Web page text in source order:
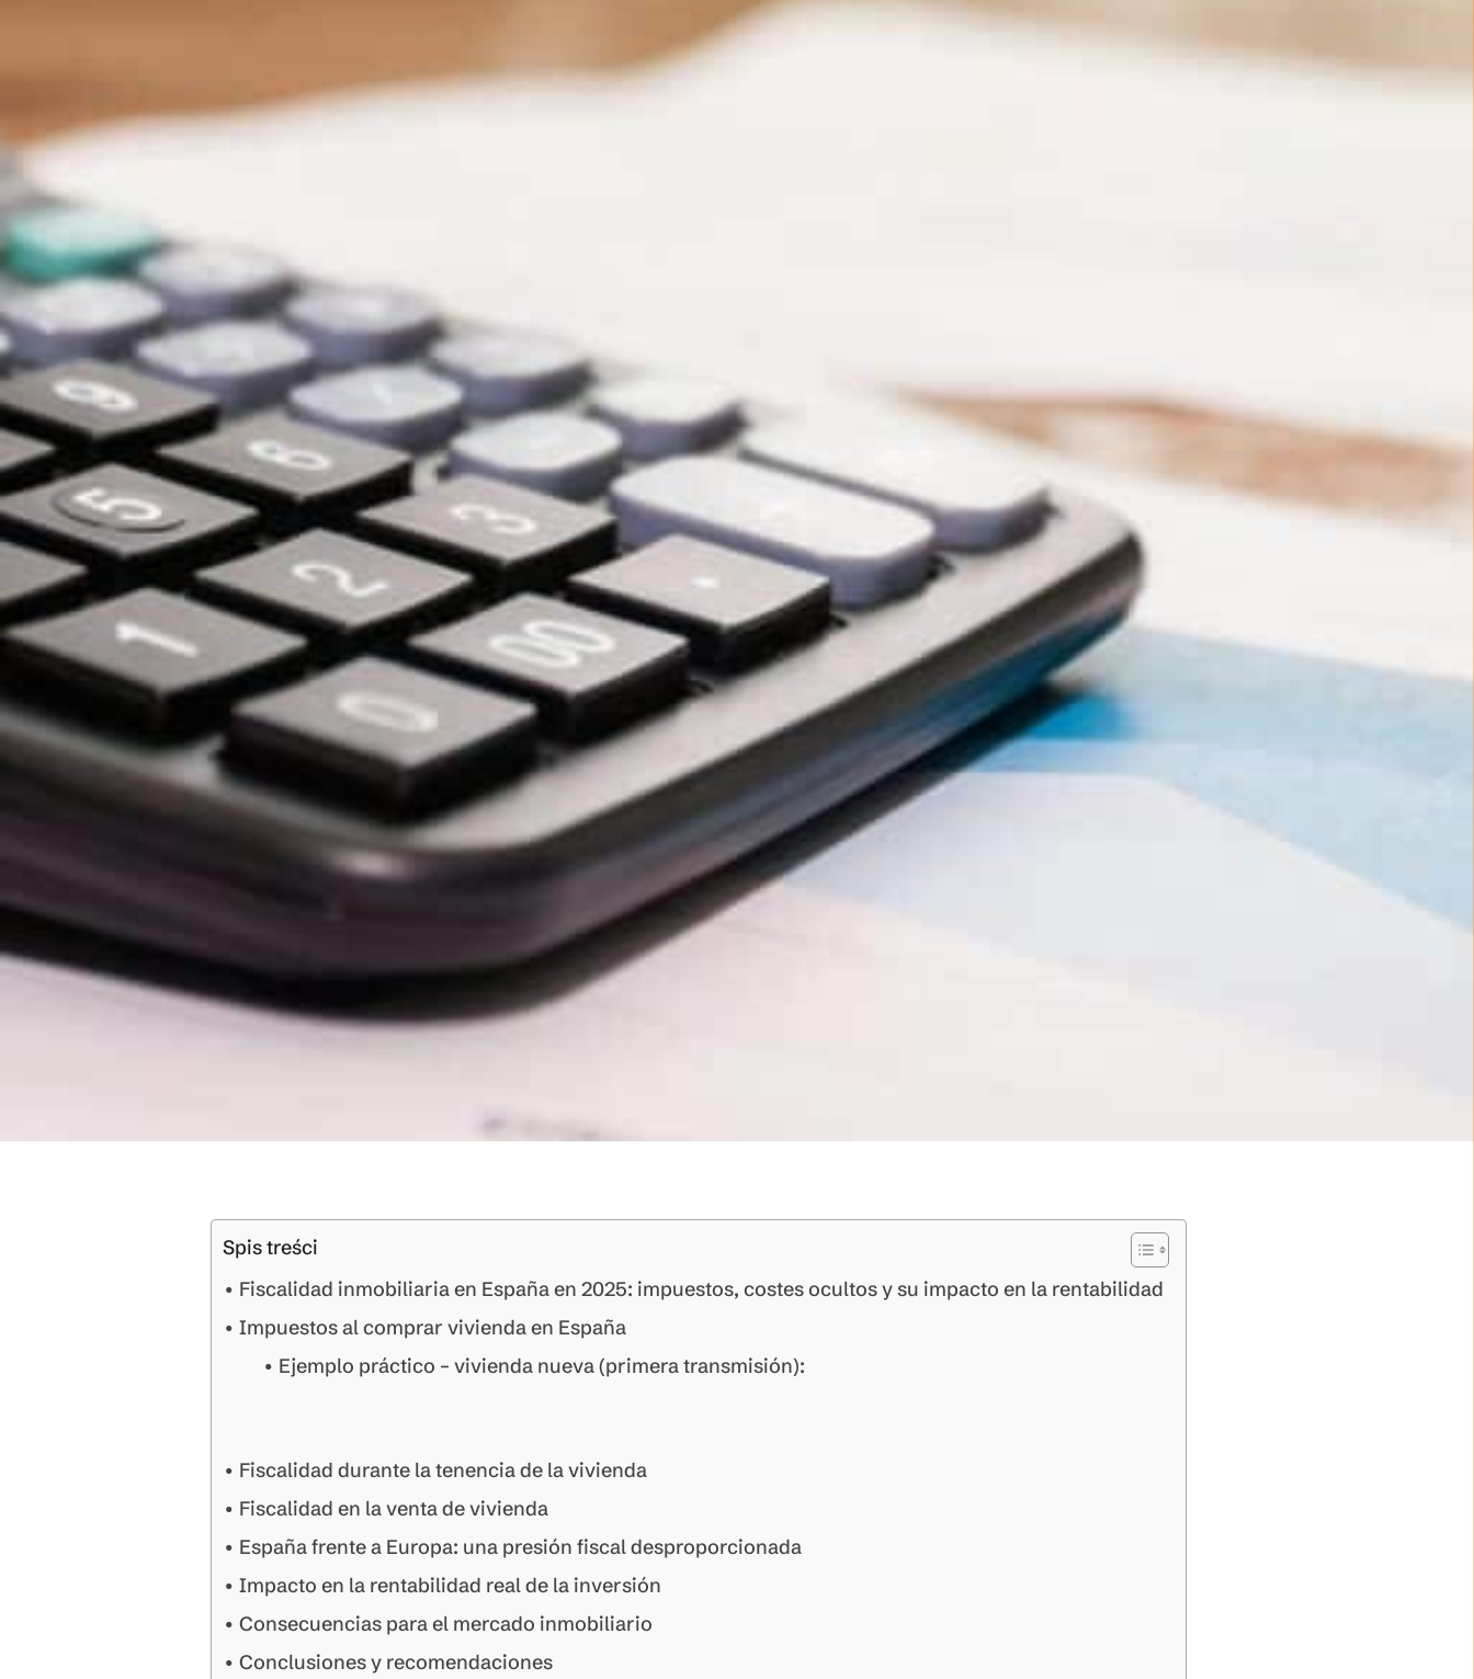
Spis treści
Fiscalidad inmobiliaria en España en 2025: impuestos, costes ocultos y su impacto en la rentabilidad
Impuestos al comprar vivienda en España
Ejemplo práctico – vivienda nueva (primera transmisión):
Fiscalidad durante la tenencia de la vivienda
Fiscalidad en la venta de vivienda
España frente a Europa: una presión fiscal desproporcionada
Impacto en la rentabilidad real de la inversión
Consecuencias para el mercado inmobiliario
Conclusiones y recomendaciones